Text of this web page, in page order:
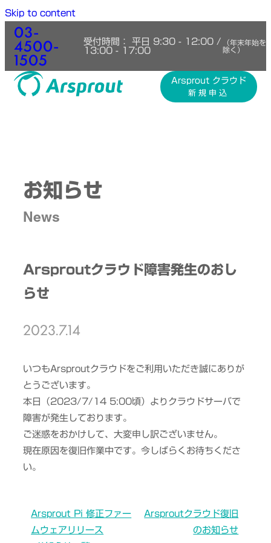
Skip to content
03-
4500-
1505
受付時間： 平日 9:30 - 12:00 /
13:00 - 17:00
（年末年始を
除く）
Arsprout クラウド
新規申込
お知らせ
News
Arsproutクラウド障害発生のおし
らせ
2023.7.14
いつもArsproutクラウドをご利用いただき誠にありが
とうございます。
本日（2023/7/14 5:00頃）よりクラウドサーバで
障害が発生しております。
ご迷惑をおかけして、大変申し訳ございません。
現在原因を復旧作業中です。今しばらくお待ちくださ
い。
Arsprout Pi 修正ファー
ムウェアリリース
Arsproutクラウド復旧
のお知らせ